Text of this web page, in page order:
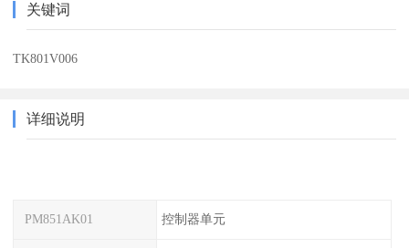
关键词
TK801V006
详细说明
PM851AK01 控制器单元